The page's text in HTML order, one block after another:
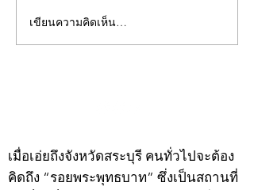
คอลัมน์"จับชีพจรวงการ
พระ"ประจำพุธที่ 29
เขียนความคิดเห็น…
เมื่อเอ่ยถึงจังหวัดสระบุรี คนทั่วไปจะต้อง
คิดถึง “รอยพระพุทธบาท” ซึ่งเป็นสถานที่